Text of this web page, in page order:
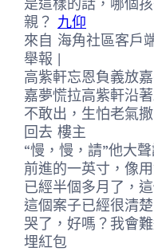
親？ 九仰
來自 海角社區客戶
舉報 |
高紫軒忘恩負義放嘉
嘉夢慌拉高紫軒沿
不敢出，生怕老氣
回去 樓主
“慢，慢，請”他大
前進的一英寸，像
已經半個多月了，
這個案子已經很清
哭了，好嗎？我會
埋紅包